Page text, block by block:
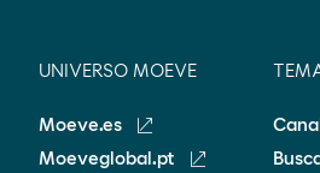
UNIVERSO MOEVE
Moeve.es
Moeveglobal.pt